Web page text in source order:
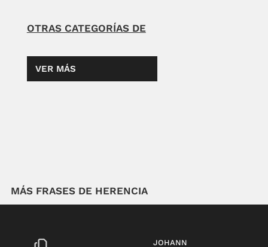
OTRAS CATEGORÍAS DE
VER MÁS
MÁS FRASES DE HERENCIA
JOHANN